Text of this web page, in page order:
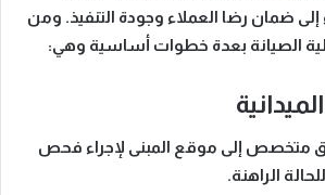
ضمان رضا العملاء وجودة التنفيذ. ومن
الصيانة بعدة خطوات أساسية وهي:
متخصص إلى موقع المبنى لإجراء فحص
الراهنة.